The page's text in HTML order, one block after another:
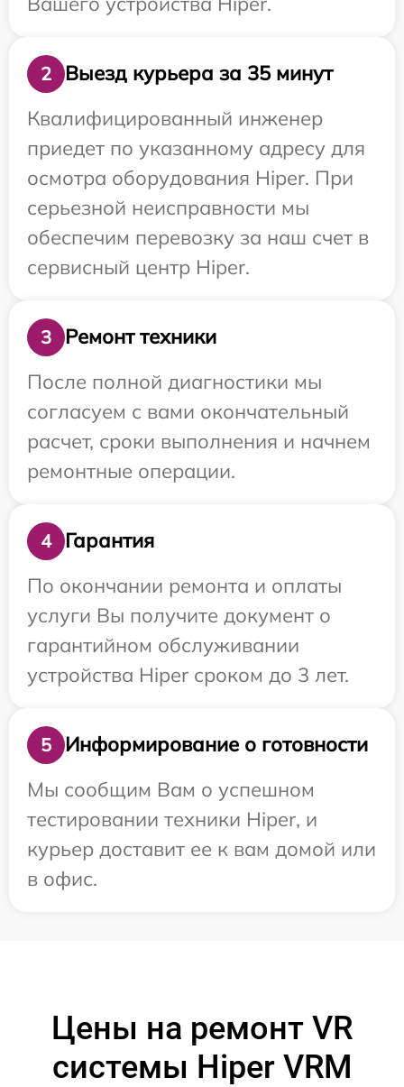
2
Выезд курьера за 35 минут
Квалифицированный инженер
приедет по указанному адресу для
осмотра оборудования Hiper. При
серьезной неисправности мы
обеспечим перевозку за наш счет в
сервисный центр Hiper.
3
Ремонт техники
После полной диагностики мы
согласуем с вами окончательный
расчет, сроки выполнения и начнем
ремонтные операции.
4
Гарантия
По окончании ремонта и оплаты
услуги Вы получите документ о
гарантийном обслуживании
устройства Hiper сроком до 3 лет.
5
Информирование о готовности
Мы сообщим Вам о успешном
тестировании техники Hiper, и
курьер доставит ее к вам домой или
в офис.
Цены на ремонт VR
системы Hiper VRM